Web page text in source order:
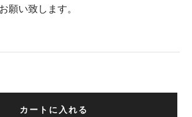
願い致します。